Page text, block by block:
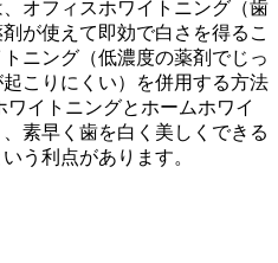
オフィスホワイトニング（歯
が使えて即効で白さを得るこ
ニング（低濃度の薬剤でじっ
こりにくい）を併用する方法
イトニングとホームホワイ
素早く歯を白く美しくできる
う利点があります。